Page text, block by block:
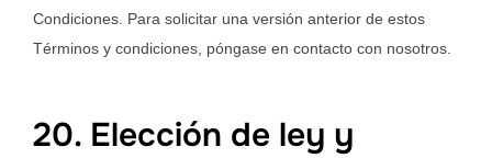
Condiciones. Para solicitar una versión anterior de estos
Términos y condiciones, póngase en contacto con nosotros.
20. Elección de ley y